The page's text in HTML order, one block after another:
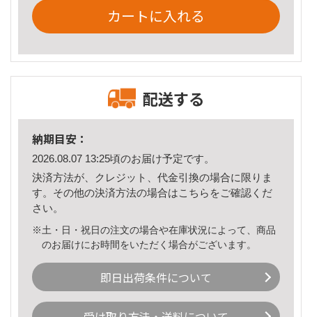
カートに入れる
配送する
納期目安：
2026.08.07 13:25頃のお届け予定です。
決済方法が、クレジット、代金引換の場合に限りま
す。その他の決済方法の場合はこちら をご確認くだ
さい。
※土・日・祝日の注文の場合や在庫状況によって、商品
のお届けにお時間をいただく場合がございます。
即日出荷条件について